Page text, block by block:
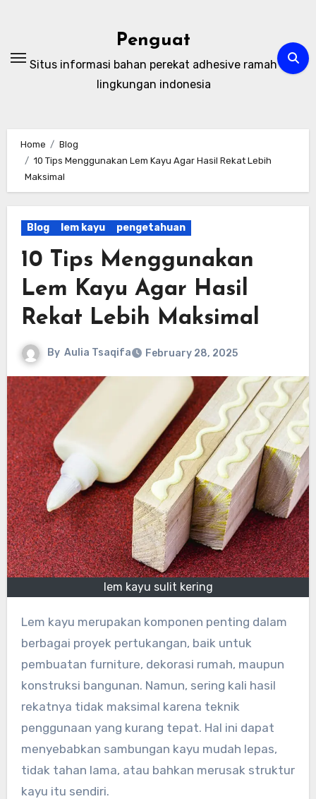
Penguat
Situs informasi bahan perekat adhesive ramah
lingkungan indonesia
Home
Blog
10 Tips Menggunakan Lem Kayu Agar Hasil Rekat Lebih
Maksimal
Blog lem kayu pengetahuan
10 Tips Menggunakan
Lem Kayu Agar Hasil
Rekat Lebih Maksimal
By Aulia Tsaqifa February 28, 2025
lem kayu sulit kering
Lem kayu merupakan komponen penting dalam
berbagai proyek pertukangan, baik untuk
pembuatan furniture, dekorasi rumah, maupun
konstruksi bangunan. Namun, sering kali hasil
rekatnya tidak maksimal karena teknik
penggunaan yang kurang tepat. Hal ini dapat
menyebabkan sambungan kayu mudah lepas,
tidak tahan lama, atau bahkan merusak struktur
kayu itu sendiri.